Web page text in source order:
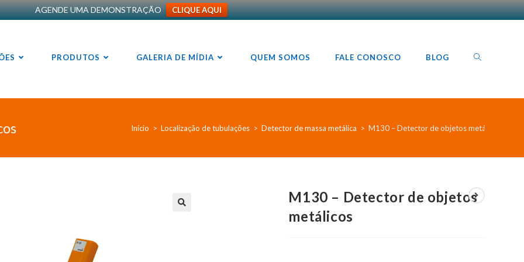
AGENDE UMA DEMONSTRAÇÃO CLIQUE AQUI
PRODUTOS GALERIA DE MÍDIA QUEM SOMOS FALE CONOSCO BLOG TOGGLE
Início > Localização de tubulações > Detector de massa metálica > M130 – Detector de objetos metálicos
M130 – Detector de objetos
metálicos